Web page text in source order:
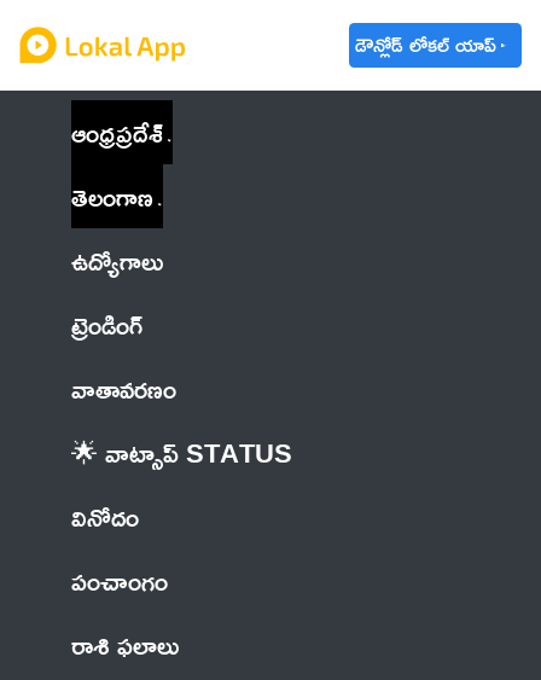
డౌన్లోడ్ లోకల్ యాప్
ఆంధ్రప్రదేశ్
తెలంగాణ
ఉద్యోగాలు
ట్రెండింగ్
వాతావరణం
🌟 వాట్సాప్ STATUS
వినోదం
పంచాంగం
రాశి ఫలాలు